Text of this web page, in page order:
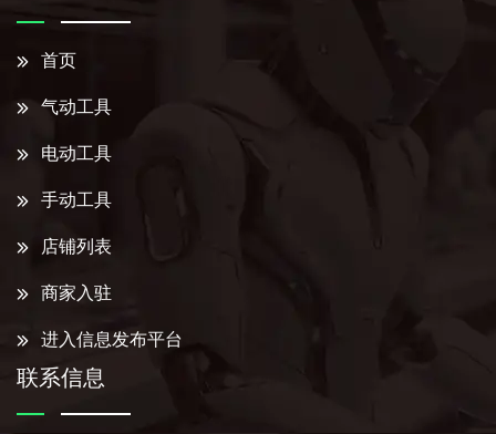
首页
气动工具
电动工具
手动工具
店铺列表
商家入驻
进入信息发布平台
联系信息